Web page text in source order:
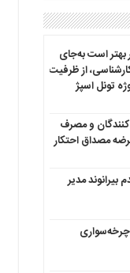
بهتر است به‌جای
از ظرفیت
تونل اسپژ
کنندگان و مصرف
مصداق احتکار
مدیر